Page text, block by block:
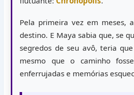
Pela primeira vez em meses,
destino. E Maya sabia que, se
segredos de seu avô, teria
mesmo que o caminho
enferrujadas e memórias